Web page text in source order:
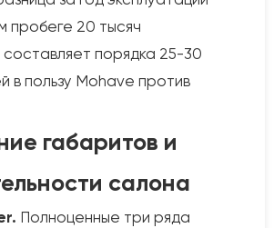
пробеге 20 тысяч
порядка 25-30
в пользу Mohave против
габаритов и
салона
Полноценные три ряда